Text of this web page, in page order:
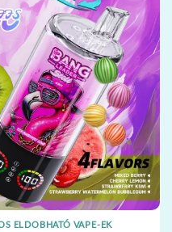
ELDOBHATÓ VAPE-EK